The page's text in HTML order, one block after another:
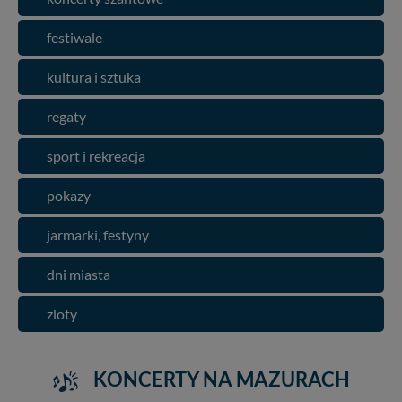
festiwale
kultura i sztuka
regaty
sport i rekreacja
pokazy
jarmarki, festyny
dni miasta
zloty
KONCERTY NA MAZURACH